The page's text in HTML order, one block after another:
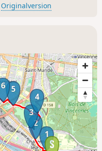
Originalversion
1
2
3
4
5
6